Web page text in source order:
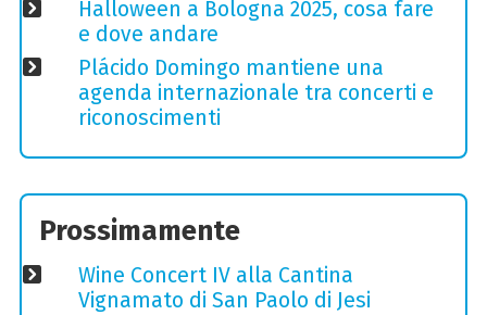
Halloween a Bologna 2025, cosa fare
e dove andare
Plácido Domingo mantiene una
agenda internazionale tra concerti e
riconoscimenti
Prossimamente
Wine Concert IV alla Cantina
Vignamato di San Paolo di Jesi